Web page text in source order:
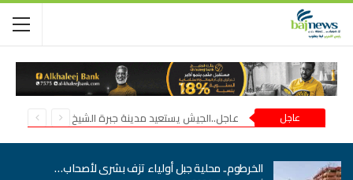
عاجل عاجل..الجيش يستعيد مدينة جبرة الشيخ في شمال كردفان
الخرطوم.. محلية جبل أولياء تزف بشرى لأصحاب…